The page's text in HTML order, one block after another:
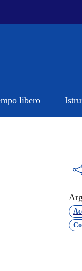
libero